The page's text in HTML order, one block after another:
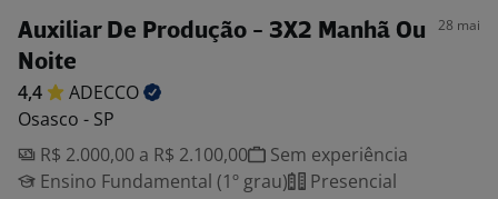
Auxiliar De Produção - 3X2 Manhã Ou
Noite
28 mai
4,4
ADECCO
Osasco - SP
R$ 2.000,00 a R$ 2.100,00
Sem experiência
Ensino Fundamental (1º grau)
Presencial